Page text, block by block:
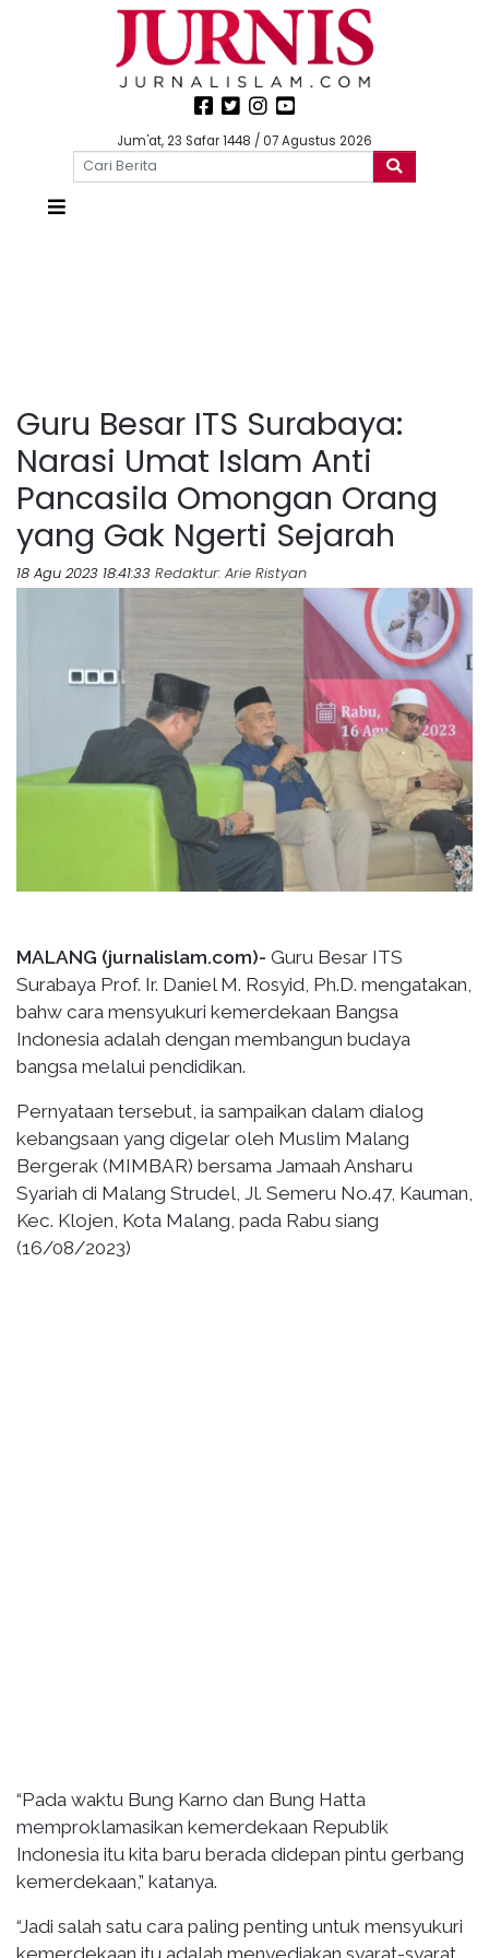
Jum'at, 23 Safar 1448 / 07 Agustus 2026
Guru Besar ITS Surabaya:
Narasi Umat Islam Anti
Pancasila Omongan Orang
yang Gak Ngerti Sejarah
18 Agu 2023 18:41:33 Redaktur: Arie Ristyan
MALANG (jurnalislam.com)- Guru Besar ITS
Surabaya Prof. Ir. Daniel M. Rosyid, Ph.D. mengatakan,
bahw cara mensyukuri kemerdekaan Bangsa
Indonesia adalah dengan membangun budaya
bangsa melalui pendidikan.
Pernyataan tersebut, ia sampaikan dalam dialog
kebangsaan yang digelar oleh Muslim Malang
Bergerak (MIMBAR) bersama Jamaah Ansharu
Syariah di Malang Strudel, Jl. Semeru No.47, Kauman,
Kec. Klojen, Kota Malang, pada Rabu siang
(16/08/2023)
“Pada waktu Bung Karno dan Bung Hatta
memproklamasikan kemerdekaan Republik
Indonesia itu kita baru berada didepan pintu gerbang
kemerdekaan,” katanya.
“Jadi salah satu cara paling penting untuk mensyukuri